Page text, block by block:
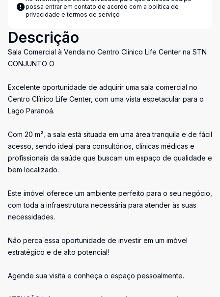
possa entrar em contato de acordo com a política de
privacidade e termos de serviço
Descrição
Sala Comercial à Venda no Centro Clínico Life Center na STN
CONJUNTO O
Excelente oportunidade de adquirir uma sala comercial no
Centro Clínico Life Center, com uma vista espetacular para o
Lago Paranoá.
Com 20 m², a sala está situada em uma área tranquila e de fácil
acesso, sendo ideal para consultórios, clínicas médicas e
profissionais da saúde que buscam um espaço de qualidade e
bem localizado.
Este imóvel oferece um ambiente perfeito para o seu negócio,
com toda a infraestrutura necessária para atender às suas
necessidades.
Não perca essa oportunidade de investir em um imóvel
estratégico e de alto potencial!
Agende sua visita e conheça o espaço pessoalmente.